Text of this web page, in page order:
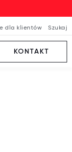
dla klientów Szukaj
KONTAKT